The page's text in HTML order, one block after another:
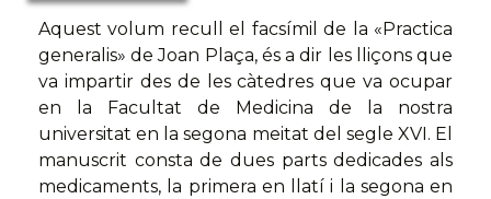
Aquest volum recull el facsímil de la «Practica
generalis» de Joan Plaça, és a dir les lliçons que
va impartir des de les càtedres que va ocupar
en la Facultat de Medicina de la nostra
universitat en la segona meitat del segle XVI. El
manuscrit consta de dues parts dedicades als
medicaments, la primera en llatí i la segona en